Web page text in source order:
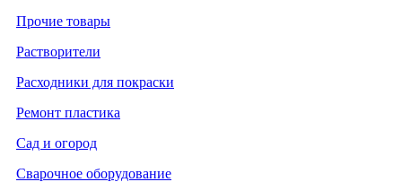
Прочие товары
Растворители
Расходники для покраски
Ремонт пластика
Сад и огород
Сварочное оборудование